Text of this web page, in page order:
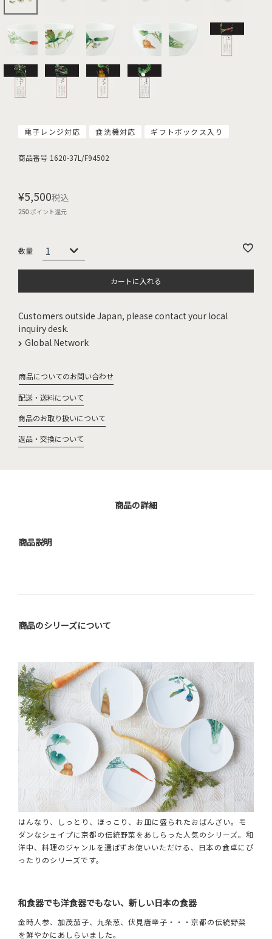
電子レンジ対応 食洗機対応 ギフトボックス入り
商品番号 1620-37L/F94502
¥5,500税込
250ポイント還元
カートに入れる
Customers outside Japan, please contact your local
inquiry desk.
Global Network
商品についてのお問い合わせ
配送・送料について
商品のお取り扱いについて
返品・交換について
商品の詳細
商品説明
商品のシリーズについて
はんなり、しっとり、ほっこり、お皿に盛られたおばんざい。モ
ダンなシェイプに京都の伝統野菜をあしらった人気のシリーズ。和
洋中、料理のジャンルを選ばずお使いいただける、日本の食卓にぴ
ったりのシリーズです。
和食器でも洋食器でもない、新しい日本の食器
金時人参、加茂茄子、九条葱、伏見唐辛子・・・京都の伝統野菜
を鮮やかにあしらいました。